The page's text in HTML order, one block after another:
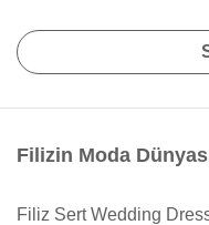
Filizin Moda
Filiz Sert Wedding